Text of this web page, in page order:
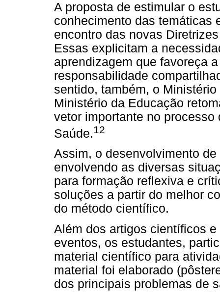
A proposta de estimular o
conhecimento das temáticas
encontro das novas
Essas explicitam a
aprendizagem que favoreça
responsabilidade
sentido, também, o
Ministério da Educação
vetor importante no
Saúde.12
Assim, o desenvolvimento
envolvendo as diversas
para formação reflexiva e
soluções a partir do melhor
do método científico.
Além dos artigos científicos
eventos, os estudantes,
material científico para
material foi elaborado
dos principais problemas de